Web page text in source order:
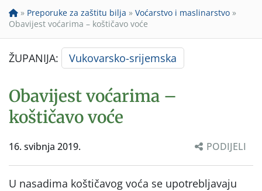
» Preporuke za zaštitu bilja » Voćarstvo i maslinarstvo »
Obavijest voćarima – koštičavo voće
ŽUPANIJA: Vukovarsko-srijemska
Obavijest voćarima –
koštičavo voće
16. svibnja 2019. PODIJELI
U nasadima koštičavog voća se upotrebljavaju